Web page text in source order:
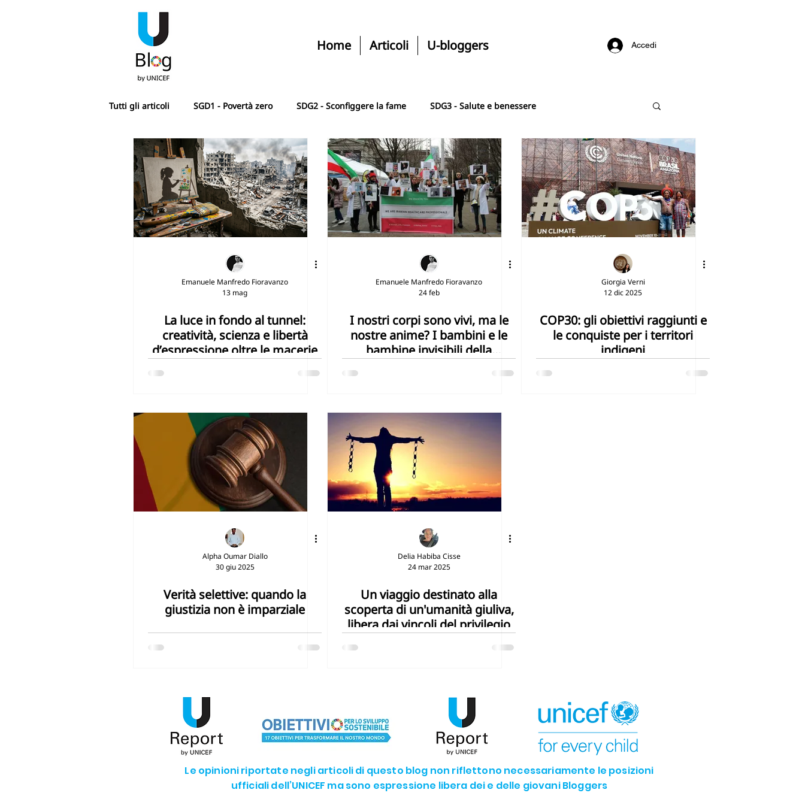
Home Articoli U-bloggers Accedi
Tutti gli articoli SGD1 - Povertà zero SDG2 - Sconfiggere la fame SDG3 - Salute e benessere
SGD4 - Istruzione di qualità SGD5 - Uguaglianza di genere SDG6 - Acqua e igiene
SDG7 - Energia pulita e accessibile SDG8 - Lavoro dignitoso e crescita SDG9 - Industria, innovazione
SDG13 - Agire per il clima SDG15 - La vita sulla terra
SDG16 - Pace e istituzioni giuste SDG17 - Partnership The Future we want
Emanuele Manfredo Fioravanzo
13 mag
La luce in fondo al tunnel:
creatività, scienza e libertà
d’espressione oltre le macerie
Emanuele Manfredo Fioravanzo
24 feb
I nostri corpi sono vivi, ma le
nostre anime? I bambini e le
bambine invisibili della
Giorgia Verni
12 dic 2025
COP30: gli obiettivi raggiunti e
le conquiste per i territori
indigeni
Alpha Oumar Diallo
30 giu 2025
Verità selettive: quando la
giustizia non è imparziale
Delia Habiba Cisse
24 mar 2025
Un viaggio destinato alla
scoperta di un'umanità giuliva,
libera dai vincoli del privilegio
Le opinioni riportate negli articoli di questo blog non riflettono necessariamente le posizioni
ufficiali dell’UNICEF ma sono espressione libera dei e delle giovani Bloggers